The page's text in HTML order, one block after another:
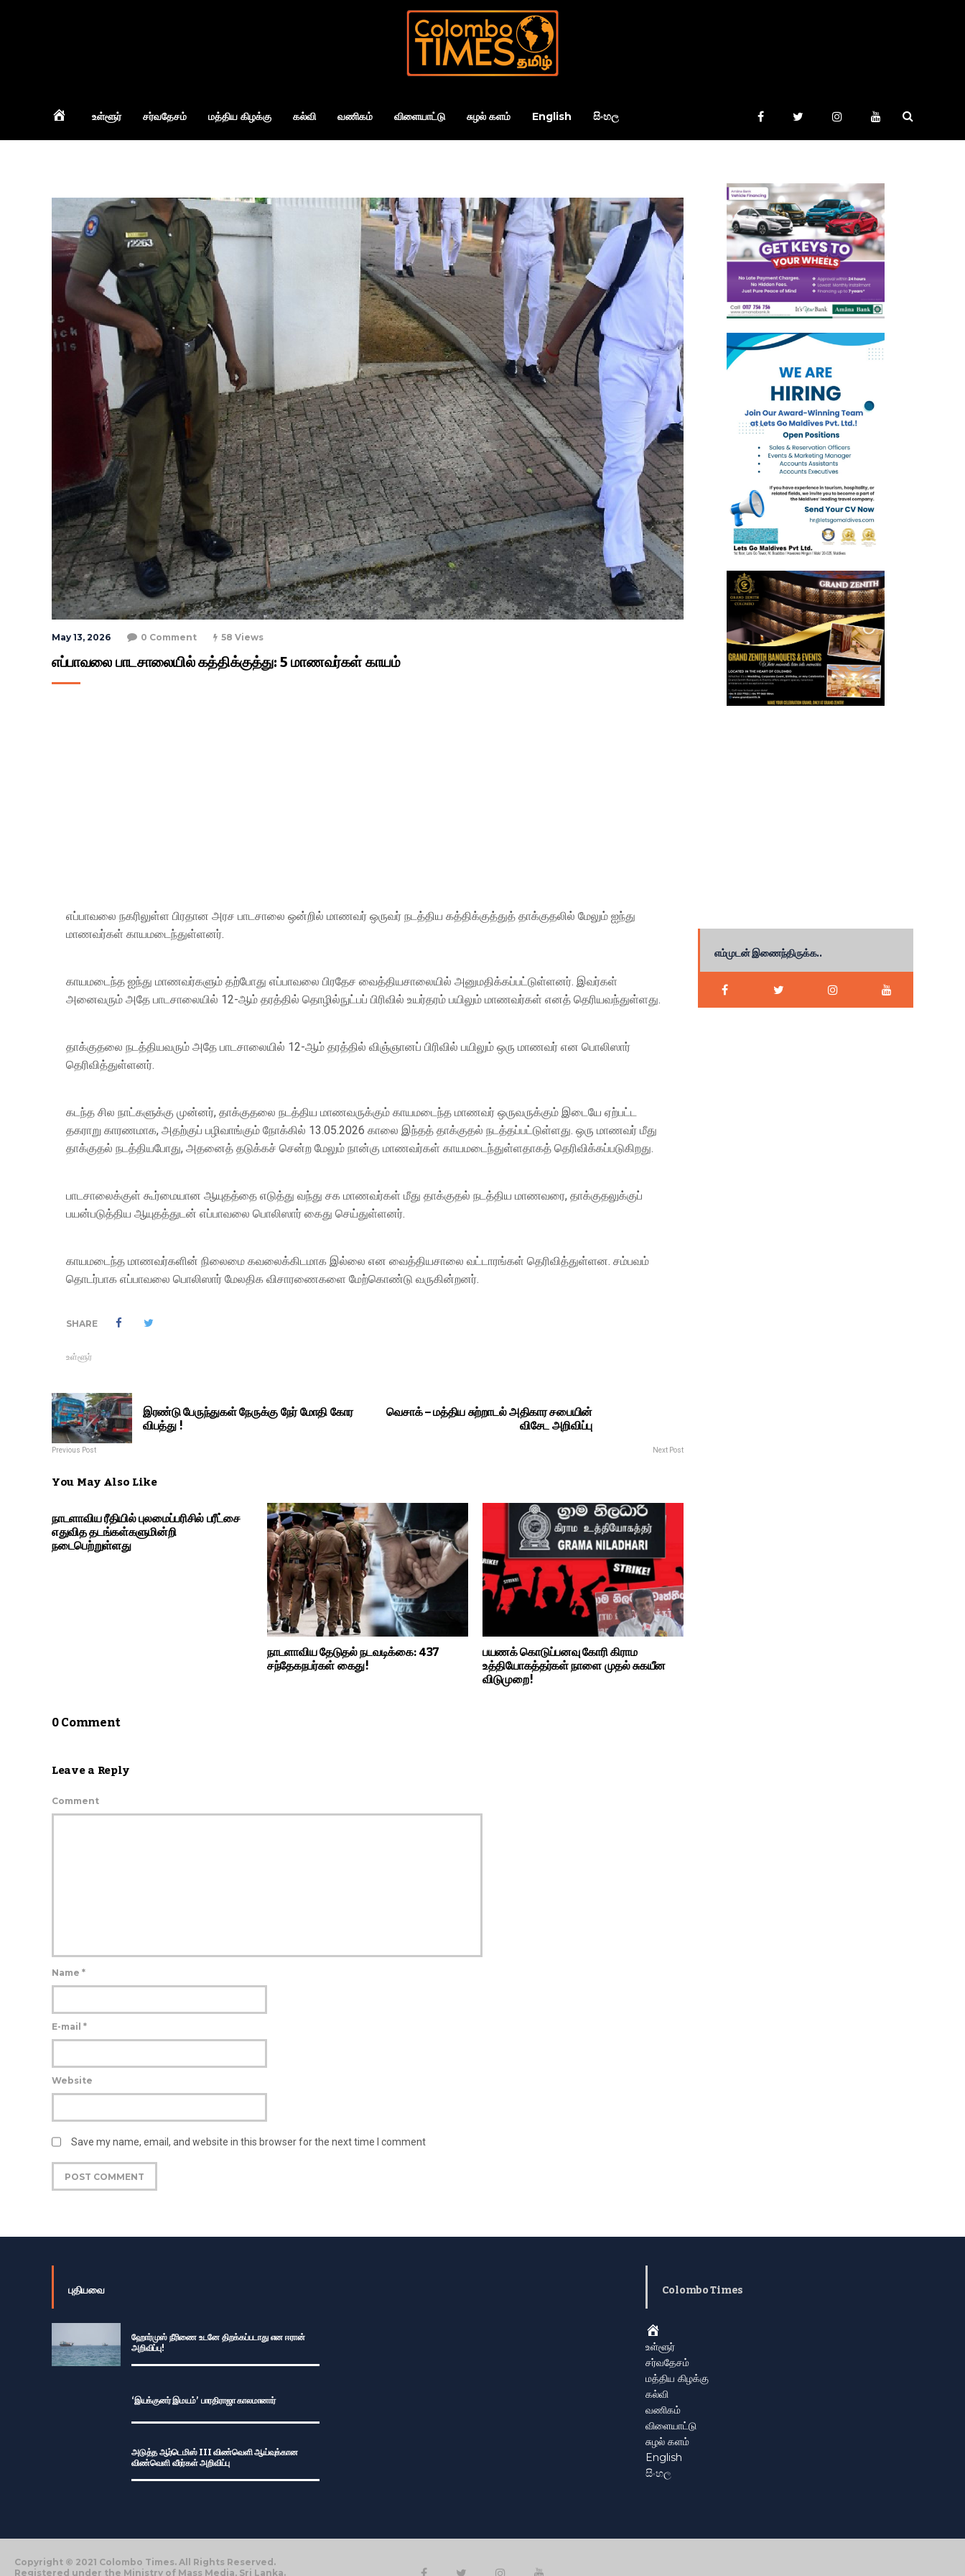
Homeஉள்ளூர் சர்வதேசம் மத்திய கிழக்கு கல்வி வணிகம் விளையாட்டு சுழல் களம் English සිංහල
May 13, 2026 0 Comment 58 Views
எப்பாவலை பாடசாலையில் கத்திக்குத்து: 5 மாணவர்கள் காயம்
எப்பாவலை நகரிலுள்ள பிரதான அரச பாடசாலை ஒன்றில் மாணவர் ஒருவர் நடத்திய கத்திக்குத்துத் தாக்குதலில் மேலும் ஐந்து
மாணவர்கள் காயமடைந்துள்ளனர்.
காயமடைந்த ஐந்து மாணவர்களும் தற்போது எப்பாவலை பிரதேச வைத்தியசாலையில் அனுமதிக்கப்பட்டுள்ளனர். இவர்கள்
அனைவரும் அதே பாடசாலையில் 12-ஆம் தரத்தில் தொழில்நுட்பப் பிரிவில் உயர்தரம் பயிலும் மாணவர்கள் எனத் தெரியவந்துள்ளது.
தாக்குதலை நடத்தியவரும் அதே பாடசாலையில் 12-ஆம் தரத்தில் விஞ்ஞானப் பிரிவில் பயிலும் ஒரு மாணவர் என பொலிஸார்
தெரிவித்துள்ளனர்.
கடந்த சில நாட்களுக்கு முன்னர், தாக்குதலை நடத்திய மாணவருக்கும் காயமடைந்த மாணவர் ஒருவருக்கும் இடையே ஏற்பட்ட
தகராறு காரணமாக, அதற்குப் பழிவாங்கும் நோக்கில் 13.05.2026 காலை இந்தத் தாக்குதல் நடத்தப்பட்டுள்ளது. ஒரு மாணவர் மீது
தாக்குதல் நடத்தியபோது, அதனைத் தடுக்கச் சென்ற மேலும் நான்கு மாணவர்கள் காயமடைந்துள்ளதாகத் தெரிவிக்கப்படுகிறது.
பாடசாலைக்குள் கூர்மையான ஆயுதத்தை எடுத்து வந்து சக மாணவர்கள் மீது தாக்குதல் நடத்திய மாணவரை, தாக்குதலுக்குப்
பயன்படுத்திய ஆயுதத்துடன் எப்பாவலை பொலிஸார் கைது செய்துள்ளனர்.
காயமடைந்த மாணவர்களின் நிலைமை கவலைக்கிடமாக இல்லை என வைத்தியசாலை வட்டாரங்கள் தெரிவித்துள்ளன. சம்பவம்
தொடர்பாக எப்பாவலை பொலிஸார் மேலதிக விசாரணைகளை மேற்கொண்டு வருகின்றனர்.
SHARE
உள்ளூர்
இரண்டு பேருந்துகள் நேருக்கு நேர் மோதி கோர
விபத்து !
Previous Post
வெசாக் – மத்திய சுற்றாடல் அதிகார சபையின்
விசேட அறிவிப்பு
Next Post
You May Also Like
நாடளாவிய ரீதியில் புலமைப்பரிசில் பரீட்சை
எதுவித தடங்கள்களுமின்றி
நடைபெற்றுள்ளது
நாடளாவிய தேடுதல் நடவடிக்கை: 437
சந்தேகநபர்கள் கைது!
பயணக் கொடுப்பனவு கோரி கிராம
உத்தியோகத்தர்கள் நாளை முதல் சுகயீன
விடுமுறை!
0 Comment
Leave a Reply
Comment
Name *
E-mail *
Website
Save my name, email, and website in this browser for the next time I comment
எம்முடன் இணைந்திருக்க..
புதியவை
ஹோர்முஸ் நீரிணை உடனே திறக்கப்படாது என ஈரான்
அறிவிப்பு!
‘இயக்குனர் இமயம்’ பாரதிராஜா காலமானார்
அடுத்த ஆர்டெமிஸ் III விண்வெளி ஆய்வுக்கான
விண்வெளி வீரர்கள் அறிவிப்பு
Colombo Times
உள்ளூர்
சர்வதேசம்
மத்திய கிழக்கு
கல்வி
வணிகம்
விளையாட்டு
சுழல் களம்
English
සිංහල
Copyright © 2021 Colombo Times. All Rights Reserved.
Registered under the Ministry of Mass Media, Sri Lanka.